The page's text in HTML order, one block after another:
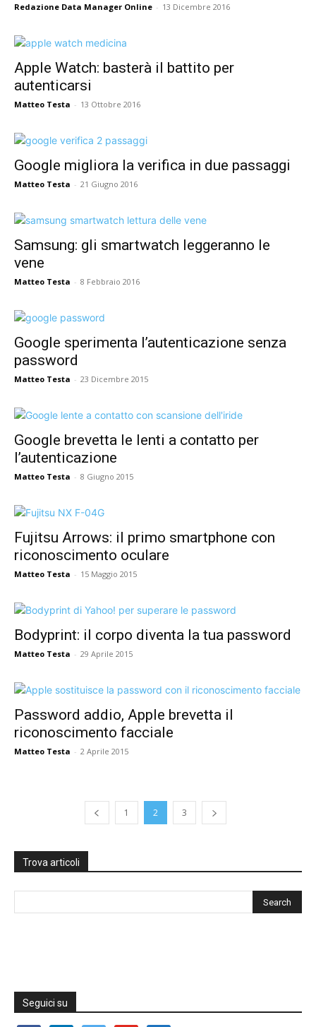
Redazione Data Manager Online - 13 Dicembre 2016
Apple Watch: basterà il battito per
autenticarsi
Matteo Testa - 13 Ottobre 2016
Google migliora la verifica in due passaggi
Matteo Testa - 21 Giugno 2016
Samsung: gli smartwatch leggeranno le
vene
Matteo Testa - 8 Febbraio 2016
Google sperimenta l’autenticazione senza
password
Matteo Testa - 23 Dicembre 2015
Google brevetta le lenti a contatto per
l’autenticazione
Matteo Testa - 8 Giugno 2015
Fujitsu Arrows: il primo smartphone con
riconoscimento oculare
Matteo Testa - 15 Maggio 2015
Bodyprint: il corpo diventa la tua password
Matteo Testa - 29 Aprile 2015
Password addio, Apple brevetta il
riconoscimento facciale
Matteo Testa - 2 Aprile 2015
1 2 3
Trova articoli
Seguici su